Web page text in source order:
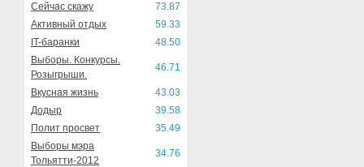
Сейчас скажу
73.87
Активный отдых
59.33
IT-баранки
48.50
Выборы. Конкурсы.
Розыгрыши.
46.71
Вкусная жизнь
43.03
Додыр
39.58
Полит просвет
35.49
Выборы мэра
Тольятти-2012
34.76